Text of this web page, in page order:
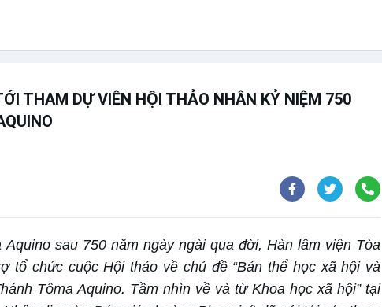
THAM DỰ VIÊN HỘI THẢO NHÂN KỶ NIỆM 750
sau 750 năm ngày ngài qua đời, Hàn lâm viện Tòa
tổ chức cuộc Hội thảo về chủ đề “Bản thể học xã hội và
Tôma Aquino. Tầm nhìn về và từ Khoa học xã hội” tại